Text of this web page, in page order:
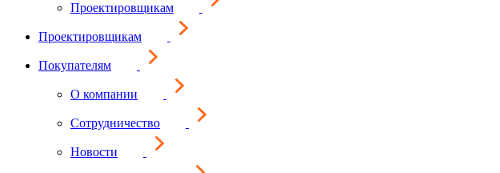
Проектировщикам
Проектировщикам
Покупателям
О компании
Сотрудничество
Новости